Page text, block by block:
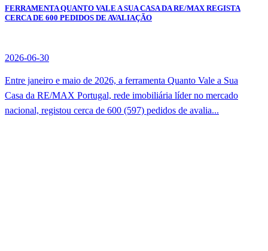
FERRAMENTA QUANTO VALE A SUA CASA DA RE/MAX REGISTA
CERCA DE 600 PEDIDOS DE AVALIAÇÃO
2026-06-30
Entre janeiro e maio de 2026, a ferramenta Quanto Vale a Sua
Casa da RE/MAX Portugal, rede imobiliária líder no mercado
nacional, registou cerca de 600 (597) pedidos de avalia...